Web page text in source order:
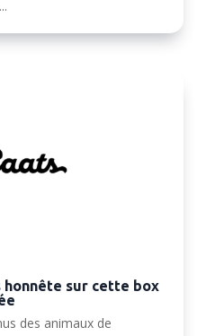
honnête sur cette box
des animaux de